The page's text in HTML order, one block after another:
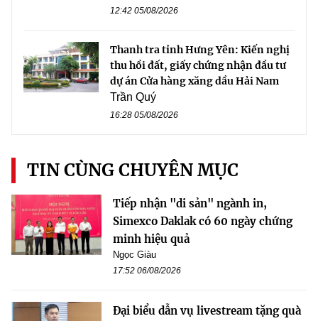
12:42 05/08/2026
Thanh tra tỉnh Hưng Yên: Kiến nghị
thu hồi đất, giấy chứng nhận đầu tư
dự án Cửa hàng xăng dầu Hải Nam
Trần Quý
16:28 05/08/2026
TIN CÙNG CHUYÊN MỤC
Tiếp nhận "di sản" ngành in,
Simexco Daklak có 60 ngày chứng
minh hiệu quả
Ngọc Giàu
17:52 06/08/2026
Đại biểu dẫn vụ livestream tặng quà